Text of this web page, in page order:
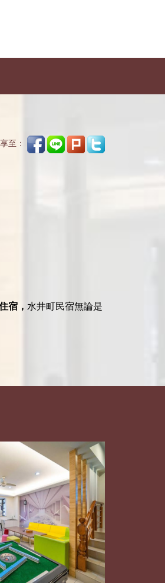
至：
宿， 水井町民宿無論是